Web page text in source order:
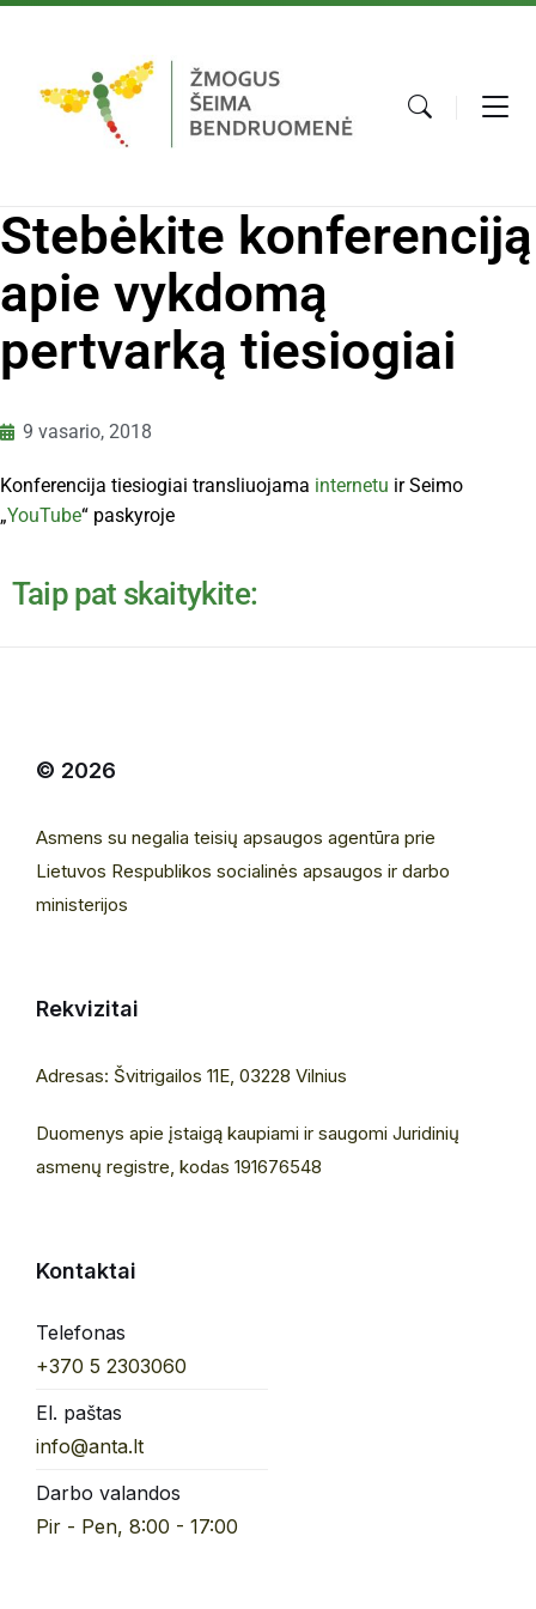
Stebėkite konferenciją
apie vykdomą
pertvarką tiesiogiai
9 vasario, 2018
Konferencija tiesiogiai transliuojama internetu ir Seimo
„YouTube“ paskyroje
Taip pat skaitykite:
© 2026
Asmens su negalia teisių apsaugos agentūra prie
Lietuvos Respublikos socialinės apsaugos ir darbo
ministerijos
Rekvizitai
Adresas: Švitrigailos 11E, 03228 Vilnius
Duomenys apie įstaigą kaupiami ir saugomi Juridinių
asmenų registre, kodas 191676548
Kontaktai
Telefonas
+370 5 2303060
El. paštas
info@anta.lt
Darbo valandos
Pir - Pen, 8:00 - 17:00